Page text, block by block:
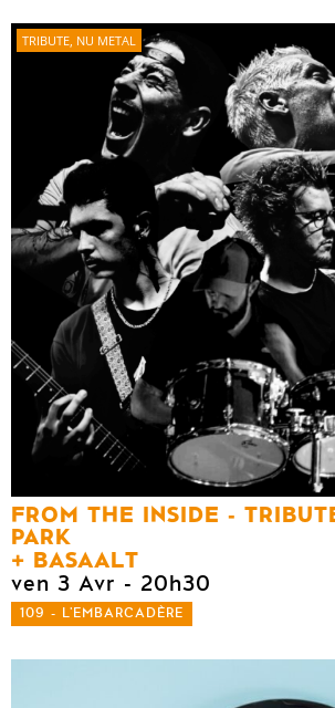
TRIBUTE, NU METAL
FROM THE INSIDE -
PARK
BASAALT
ven 3 Avr - 20h30
109 - L'EMBARCADÈRE